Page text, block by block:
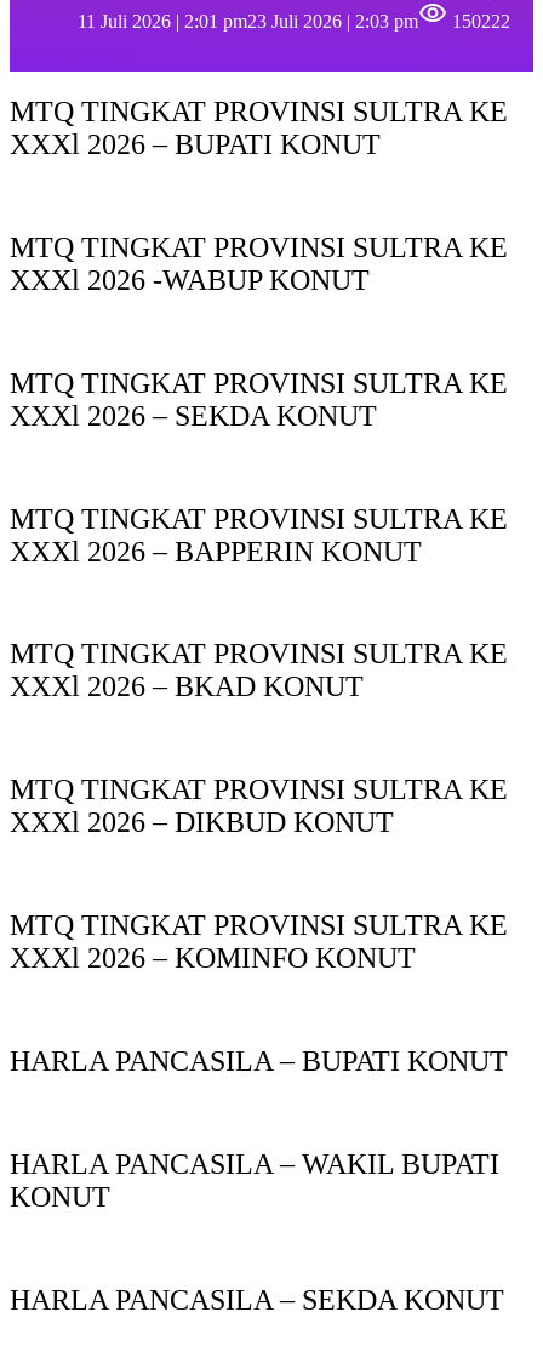
11 Juli 2026 | 2:01 pm23 Juli 2026 | 2:03 pm 150222
MTQ TINGKAT PROVINSI SULTRA KE
XXXl 2026 – BUPATI KONUT
MTQ TINGKAT PROVINSI SULTRA KE
XXXl 2026 -WABUP KONUT
MTQ TINGKAT PROVINSI SULTRA KE
XXXl 2026 – SEKDA KONUT
MTQ TINGKAT PROVINSI SULTRA KE
XXXl 2026 – BAPPERIN KONUT
MTQ TINGKAT PROVINSI SULTRA KE
XXXl 2026 – BKAD KONUT
MTQ TINGKAT PROVINSI SULTRA KE
XXXl 2026 – DIKBUD KONUT
MTQ TINGKAT PROVINSI SULTRA KE
XXXl 2026 – KOMINFO KONUT
HARLA PANCASILA – BUPATI KONUT
HARLA PANCASILA – WAKIL BUPATI
KONUT
HARLA PANCASILA – SEKDA KONUT